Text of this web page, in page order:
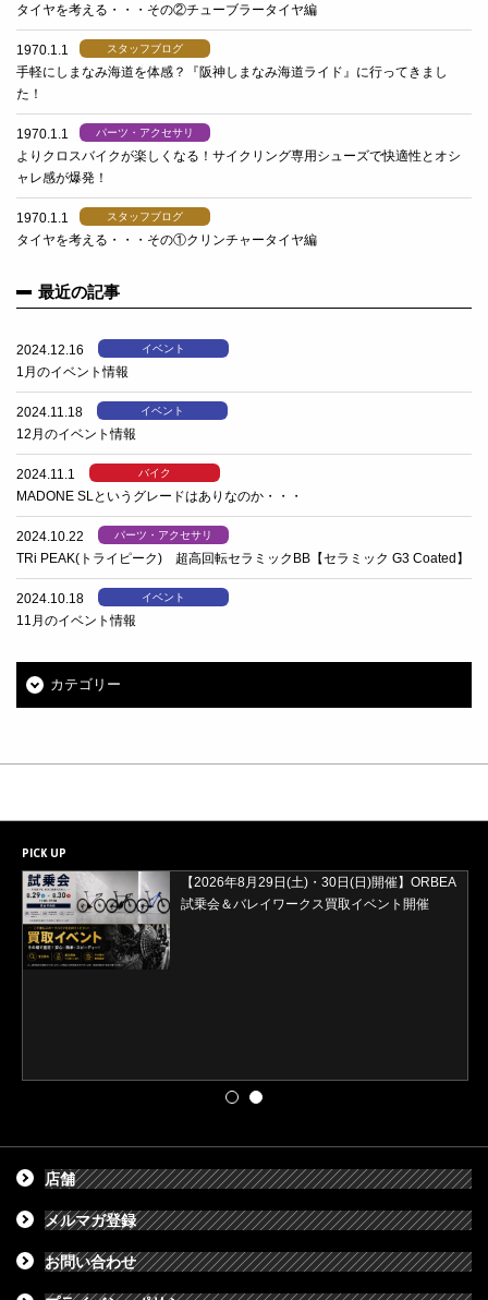
タイヤを考える・・・その②チューブラータイヤ編
1970.1.1 スタッフブログ
手軽にしまなみ海道を体感？『阪神しまなみ海道ライド』に行ってきまし
た！
1970.1.1 パーツ・アクセサリ
よりクロスバイクが楽しくなる！サイクリング専用シューズで快適性とオシ
ャレ感が爆発！
1970.1.1 スタッフブログ
タイヤを考える・・・その①クリンチャータイヤ編
最近の記事
2024.12.16 イベント
1月のイベント情報
2024.11.18 イベント
12月のイベント情報
2024.11.1 バイク
MADONE SLというグレードはありなのか・・・
2024.10.22 パーツ・アクセサリ
TRi PEAK(トライピーク) 超高回転セラミックBB【セラミック G3 Coated】
2024.10.18 イベント
11月のイベント情報
カテゴリー
PICK UP
【2026年8月29日(土)・30日(日)開催】ORBEA
試乗会＆バレイワークス買取イベント開催
店舗
メルマガ登録
お問い合わせ